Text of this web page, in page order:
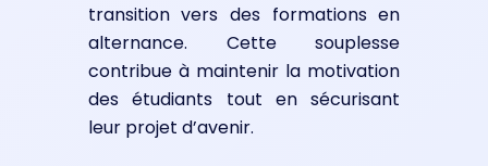
transition vers des formations en
alternance. Cette souplesse
contribue à maintenir la motivation
des étudiants tout en sécurisant
leur projet d’avenir.